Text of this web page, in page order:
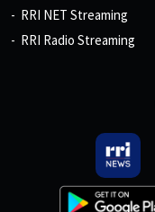
RRI NET Streaming
RRI Radio Streaming